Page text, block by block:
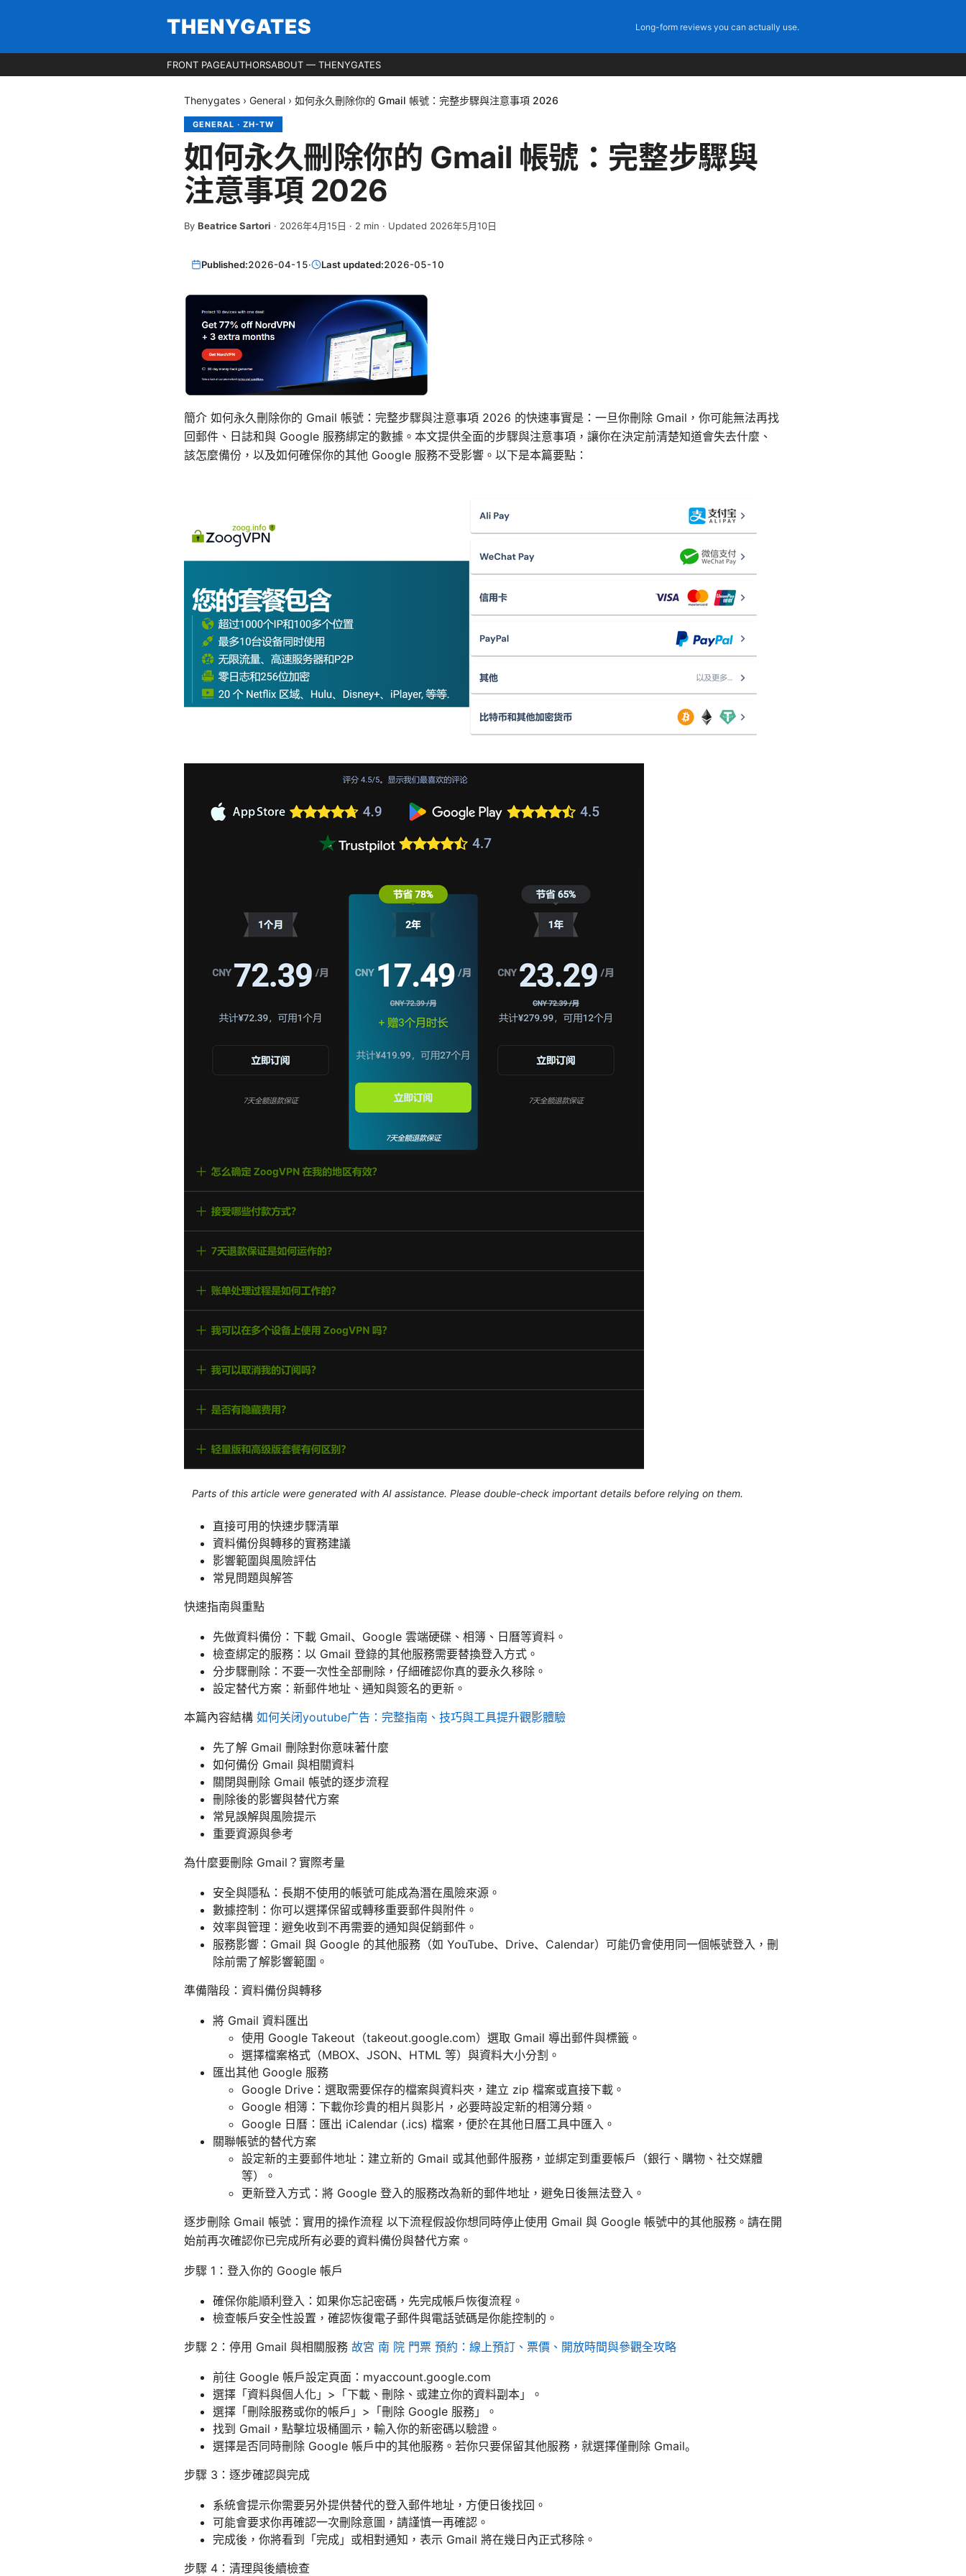
THENYGATES Long-form reviews you can actually use.
FRONT PAGEAUTHORSABOUT — THENYGATES
Thenygates › General › 如何永久刪除你的 Gmail 帳號：完整步驟與注意事項 2026
GENERAL · ZH-TW
如何永久刪除你的 Gmail 帳號：完整步驟與
注意事項 2026
By Beatrice Sartori · 2026年4月15日 · 2 min · Updated 2026年5月10日
Published:2026-04-15· Last updated:2026-05-10
簡介 如何永久刪除你的 Gmail 帳號：完整步驟與注意事項 2026 的快速事實是：一旦你刪除 Gmail，你可能無法再找
回郵件、日誌和與 Google 服務綁定的數據。本文提供全面的步驟與注意事項，讓你在決定前清楚知道會失去什麼、
該怎麼備份，以及如何確保你的其他 Google 服務不受影響。以下是本篇要點：
Parts of this article were generated with AI assistance. Please double-check important details before relying on them.
直接可用的快速步驟清單
資料備份與轉移的實務建議
影響範圍與風險評估
常見問題與解答
快速指南與重點
先做資料備份：下載 Gmail、Google 雲端硬碟、相簿、日曆等資料。
檢查綁定的服務：以 Gmail 登錄的其他服務需要替換登入方式。
分步驟刪除：不要一次性全部刪除，仔細確認你真的要永久移除。
設定替代方案：新郵件地址、通知與簽名的更新。
本篇內容結構 如何关闭youtube广告：完整指南、技巧與工具提升觀影體驗
先了解 Gmail 刪除對你意味著什麼
如何備份 Gmail 與相關資料
關閉與刪除 Gmail 帳號的逐步流程
刪除後的影響與替代方案
常見誤解與風險提示
重要資源與參考
為什麼要刪除 Gmail？實際考量
安全與隱私：長期不使用的帳號可能成為潛在風險來源。
數據控制：你可以選擇保留或轉移重要郵件與附件。
效率與管理：避免收到不再需要的通知與促銷郵件。
服務影響：Gmail 與 Google 的其他服務（如 YouTube、Drive、Calendar）可能仍會使用同一個帳號登入，刪
除前需了解影響範圍。
準備階段：資料備份與轉移
將 Gmail 資料匯出
使用 Google Takeout（takeout.google.com）選取 Gmail 導出郵件與標籤。
選擇檔案格式（MBOX、JSON、HTML 等）與資料大小分割。
匯出其他 Google 服務
Google Drive：選取需要保存的檔案與資料夾，建立 zip 檔案或直接下載。
Google 相簿：下載你珍貴的相片與影片，必要時設定新的相簿分類。
Google 日曆：匯出 iCalendar (.ics) 檔案，便於在其他日曆工具中匯入。
關聯帳號的替代方案
設定新的主要郵件地址：建立新的 Gmail 或其他郵件服務，並綁定到重要帳戶（銀行、購物、社交媒體
等）。
更新登入方式：將 Google 登入的服務改為新的郵件地址，避免日後無法登入。
逐步刪除 Gmail 帳號：實用的操作流程 以下流程假設你想同時停止使用 Gmail 與 Google 帳號中的其他服務。請在開
始前再次確認你已完成所有必要的資料備份與替代方案。
步驟 1：登入你的 Google 帳戶
確保你能順利登入：如果你忘記密碼，先完成帳戶恢復流程。
檢查帳戶安全性設置，確認恢復電子郵件與電話號碼是你能控制的。
步驟 2：停用 Gmail 與相關服務 故宮 南 院 門票 預約：線上預訂、票價、開放時間與參觀全攻略
前往 Google 帳戶設定頁面：myaccount.google.com
選擇「資料與個人化」>「下載、刪除、或建立你的資料副本」。
選擇「刪除服務或你的帳戶」>「刪除 Google 服務」。
找到 Gmail，點擊垃圾桶圖示，輸入你的新密碼以驗證。
選擇是否同時刪除 Google 帳戶中的其他服務。若你只要保留其他服務，就選擇僅刪除 Gmail。
步驟 3：逐步確認與完成
系統會提示你需要另外提供替代的登入郵件地址，方便日後找回。
可能會要求你再確認一次刪除意圖，請謹慎一再確認。
完成後，你將看到「完成」或相對通知，表示 Gmail 將在幾日內正式移除。
步驟 4：清理與後續檢查